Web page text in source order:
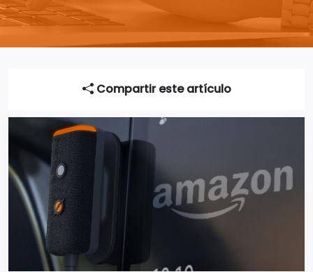
Compartir este artículo